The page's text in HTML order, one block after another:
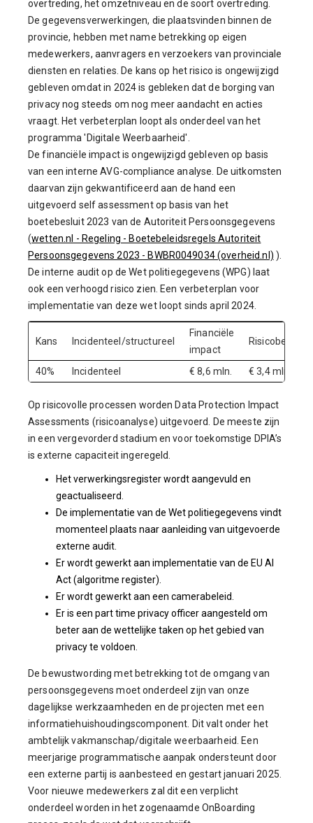
overtreding, het omzetniveau en de soort overtreding.
De gegevensverwerkingen, die plaatsvinden binnen de
provincie, hebben met name betrekking op eigen
medewerkers, aanvragers en verzoekers van provinciale
diensten en relaties. De kans op het risico is ongewijzigd
gebleven omdat in 2024 is gebleken dat de borging van
privacy nog steeds om nog meer aandacht en acties
vraagt. Het verbeterplan loopt als onderdeel van het
programma 'Digitale Weerbaarheid'.
De financiële impact is ongewijzigd gebleven op basis
van een interne AVG-compliance analyse. De uitkomsten
daarvan zijn gekwantificeerd aan de hand een
uitgevoerd self assessment op basis van het
boetebesluit 2023 van de Autoriteit Persoonsgegevens
(wetten.nl - Regeling - Boetebeleidsregels Autoriteit
Persoonsgegevens 2023 - BWBR0049034 (overheid.nl) ).
De interne audit op de Wet politiegegevens (WPG) laat
ook een verhoogd risico zien. Een verbeterplan voor
implementatie van deze wet loopt sinds april 2024.
Kans Incidenteel/structureel
Financiële
impact
Risicobedrag
40% Incidenteel € 8,6 mln. € 3,4 mln.
Op risicovolle processen worden Data Protection Impact
Assessments (risicoanalyse) uitgevoerd. De meeste zijn
in een vergevorderd stadium en voor toekomstige DPIA’s
is externe capaciteit ingeregeld.
Het verwerkingsregister wordt aangevuld en
geactualiseerd.
De implementatie van de Wet politiegegevens vindt
momenteel plaats naar aanleiding van uitgevoerde
externe audit.
Er wordt gewerkt aan implementatie van de EU AI
Act (algoritme register).
Er wordt gewerkt aan een camerabeleid.
Er is een part time privacy officer aangesteld om
beter aan de wettelijke taken op het gebied van
privacy te voldoen.
De bewustwording met betrekking tot de omgang van
persoonsgegevens moet onderdeel zijn van onze
dagelijkse werkzaamheden en de projecten met een
informatiehuishoudingscomponent. Dit valt onder het
ambtelijk vakmanschap/digitale weerbaarheid. Een
meerjarige programmatische aanpak ondersteunt door
een externe partij is aanbesteed en gestart januari 2025.
Voor nieuwe medewerkers zal dit een verplicht
onderdeel worden in het zogenaamde OnBoarding